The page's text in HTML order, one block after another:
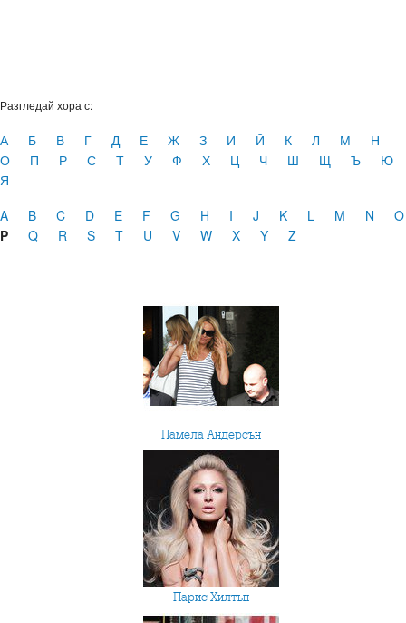
Разгледай хора с:
А Б В Г Д Е Ж З И Й К Л М
Н
О
П Р С Т У Ф Х Ц Ч Ш Щ Ъ
Ю
Я
A
B C D E F G H I J K L M N
O
P
Q R S T U V W X Y Z
Памела Андерсън
Парис Хилтън